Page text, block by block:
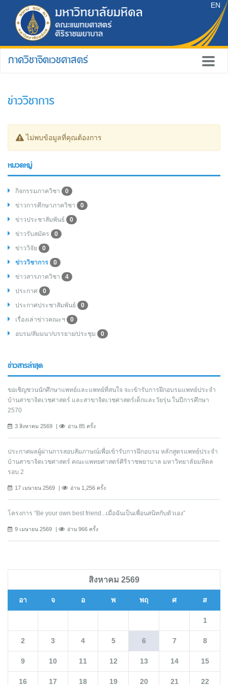
EN
ภาควิชาจิตเวชศาสตร์
ข่าววิชาการ
ไม่พบข้อมูลที่คุณต้องการ
หมวดหมู่
กิจกรรมภาควิชา
0
ข่าวการศึกษาภาควิชา
0
ข่าวประชาสัมพันธ์
0
ข่าวรับสมัคร
0
ข่าววิจัย
0
ข่าววิชาการ
0
ข่าวสารภาควิชา
4
ประกาศ
0
ประกาศประชาสัมพันธ์
0
เรื่องเล่าข่าวคณะฯ
0
อบรม/สัมมนา/บรรยาย/ประชุม
0
ข่าวสารล่าสุด
ขอเชิญชวนนักศึกษาแพทย์และแพทย์ที่สนใจ จะเข้ารับการฝึกอบรมแพทย์ประจำ
บ้านสาขาจิตเวชศาสตร์ และสาขาจิตเวชศาสตร์เด็กและวัยรุ่น ในปีการศึกษา
2570
3 สิงหาคม 2569 อ่าน 85 ครั้ง
ประกาศผลผู้ผ่านการสอบสัมภาษณ์เพื่อเข้ารับการฝึกอบรม หลักสูตรแพทย์ประจำ
บ้านสาขาจิตเวชศาสตร์ คณะแพทยศาสตร์ศิริราชพยาบาล มหาวิทยาลัยมหิดล
รอบ 2
17 เมษายน 2569 อ่าน 1,256 ครั้ง
โครงการ “Be your own best friend...เมื่อฉันเป็นเพื่อนสนิทกับตัวเอง”
9 เมษายน 2569 อ่าน 966 ครั้ง
สิงหาคม 2569
อา จ อ พ พฤ ศ ส
1
2 3 4 5 6 7 8
9 10 11 12 13 14 15
16 17 18 19 20 21 22